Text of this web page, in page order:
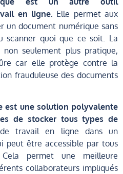
en ligne. Elle permet aux
un document numérique sans
scanner quoi que ce soit. La
seulement plus pratique,
car elle protège contre la
frauduleuse des documents
est une solution polyvalente
de stocker tous types de
travail en ligne dans un
peut être accessible par tous
permet une meilleure
collaborateurs impliqués